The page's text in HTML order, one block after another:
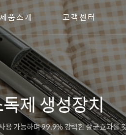
제품소개 고객센터
제 생성장치
용 가능하며 99.9% 강력한 살균효과를